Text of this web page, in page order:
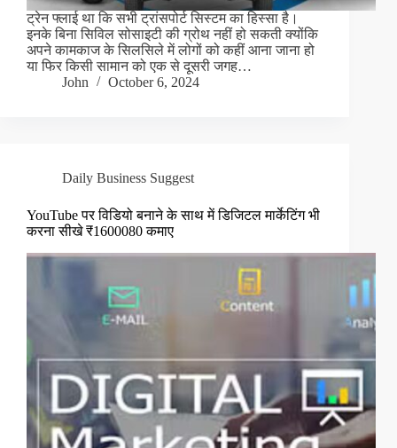
ट्रेन फ्लाई था कि सभी ट्रांसपोर्ट सिस्टम का हिस्सा है।
इनके बिना सिविल सोसाइटी की ग्रोथ नहीं हो सकती क्योंकि
अपने कामकाज के सिलसिले में लोगों को कहीं आना जाना हो
या फिर किसी सामान को एक से दूसरी जगह…
John
October 6, 2024
Daily Business Suggest
YouTube पर विडियो बनाने के साथ में डिजिटल मार्केटिंग भी
करना सीखे ₹1600080 कमाए